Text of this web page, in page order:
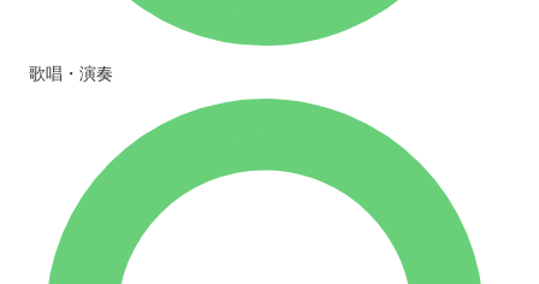
歌唱・演奏